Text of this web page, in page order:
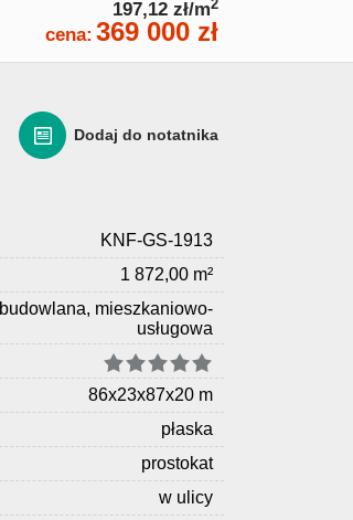
197,12 zł/m2
cena: 369 000 zł
Dodaj do notatnika
KNF-GS-1913
1 872,00 m²
budowlana, mieszkaniowo-
usługowa
86x23x87x20 m
płaska
prostokat
w ulicy